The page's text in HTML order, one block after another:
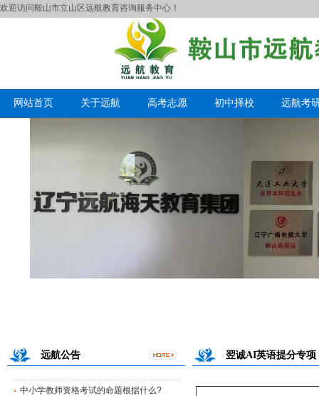
欢迎访问鞍山市立山区远航教育咨询服务中心！
网站首页 关于远航 高考志愿 初中择校 远航考
远航公告
中小学教师资格考试的命题根据什么?
普通话考试注意事项
普通话考试试卷类型
翌诚AI英语提分专项